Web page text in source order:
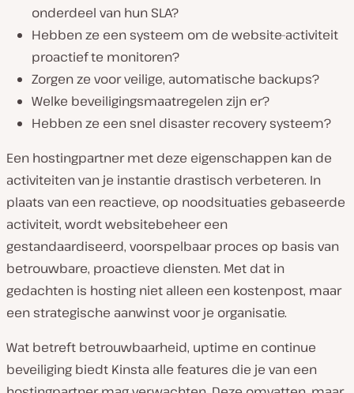
onderdeel van hun SLA?
Hebben ze een systeem om de website-activiteit
proactief te monitoren?
Zorgen ze voor veilige, automatische backups?
Welke beveiligingsmaatregelen zijn er?
Hebben ze een snel disaster recovery systeem?
Een hostingpartner met deze eigenschappen kan de
activiteiten van je instantie drastisch verbeteren. In
plaats van een reactieve, op noodsituaties gebaseerde
activiteit, wordt websitebeheer een
gestandaardiseerd, voorspelbaar proces op basis van
betrouwbare, proactieve diensten. Met dat in
gedachten is hosting niet alleen een kostenpost, maar
een strategische aanwinst voor je organisatie.
Wat betreft betrouwbaarheid, uptime en continue
beveiliging biedt Kinsta alle features die je van een